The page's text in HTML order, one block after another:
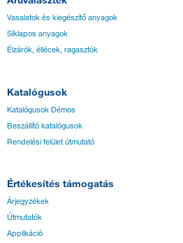
Vasalatok és kiegészítő anyagok
Síklapos anyagok
Élzárók, éllécek, ragasztók
Katalógusok
Katalógusok Démos
Beszállító katalógusok
Rendelési felület útmutató
Értékesítés támogatás
Árjegyzékek
Útmutatók
Applikáció